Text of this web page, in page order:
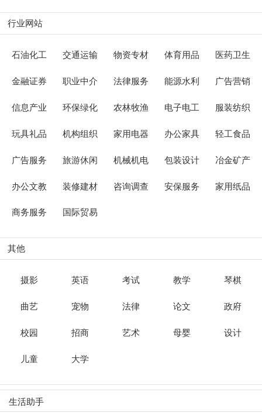
行业网站
石油化工 交通运输 物资专材 体育用品 医药卫生
金融证券 职业中介 法律服务 能源水利 广告营销
信息产业 环保绿化 农林牧渔 电子电工 服装纺织
玩具礼品 机构组织 家用电器 办公家具 轻工食品
广告服务 旅游休闲 机械机电 包装设计 冶金矿产
办公文教 装修建材 咨询调查 安保服务 家用纸品
商务服务 国际贸易
其他
摄影 英语 考试 教学 琴棋
曲艺 宠物 法律 论文 政府
校园 招商 艺术 母婴 设计
儿童 大学
生活助手